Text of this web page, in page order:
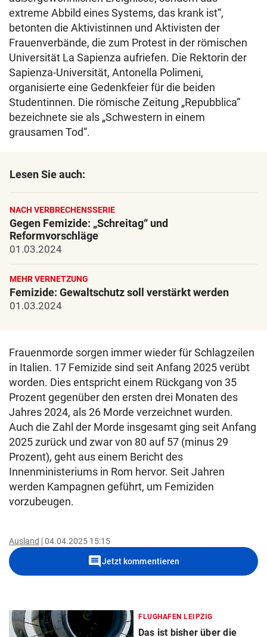
extreme Abbild eines Systems, das krank ist“,
betonten die Aktivistinnen und Aktivisten der
Frauenverbände, die zum Protest in der römischen
Universität La Sapienza aufriefen. Die Rektorin der
Sapienza-Universität, Antonella Polimeni,
organisierte eine Gedenkfeier für die beiden
Studentinnen. Die römische Zeitung „Repubblica“
bezeichnete sie als „Schwestern in einem
grausamen Tod“.
Lesen Sie auch:
NACH VERBRECHENSSERIE
Gegen Femizide: „Schreitag“ und
Reformvorschläge
01.03.2024
MEHR VERNETZUNG
Femizide: Gewaltschutz soll verstärkt werden
01.03.2024
Frauenmorde sorgen immer wieder für Schlagzeilen
in Italien. 17 Femizide sind seit Anfang 2025 verübt
worden. Dies entspricht einem Rückgang von 35
Prozent gegenüber den ersten drei Monaten des
Jahres 2024, als 26 Morde verzeichnet wurden.
Auch die Zahl der Morde insgesamt ging seit Anfang
2025 zurück und zwar von 80 auf 57 (minus 29
Prozent), geht aus einem Bericht des
Innenministeriums in Rom hervor. Seit Jahren
werden Kampagnen geführt, um Femiziden
vorzubeugen.
Ausland 04.04.2025 15:15
commentJetzt kommentieren
FLUGHAFEN LEIPZIG
Das ist bisher über die